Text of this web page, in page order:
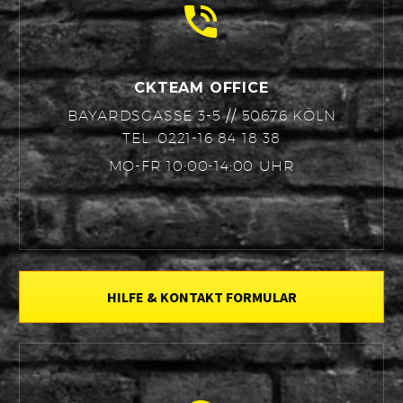


CKTEAM OFFICE
BAYARDSGASSE 3-5 // 50676 KÖLN
TEL. 0221-16 84 18 38
MO-FR 10:00-14:00 UHR
HILFE & KONTAKT FORMULAR